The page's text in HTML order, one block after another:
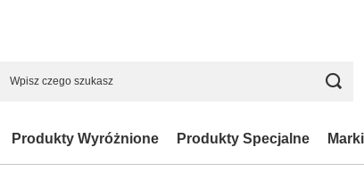
Produkty Wyróżnione Produkty Specjalne Marki